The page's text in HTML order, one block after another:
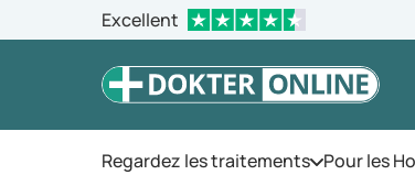
Excellent
Regardez les traitementsOuvrez le
Pour les